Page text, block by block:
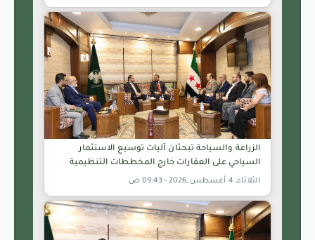
الزراعة والسياحة تبحثان آليات توسيع الاستثمار
السياحي على العقارات خارج المخططات التنظيمية
الثلاثاء, 4 أغسطس ,2026 - 09:43 ص